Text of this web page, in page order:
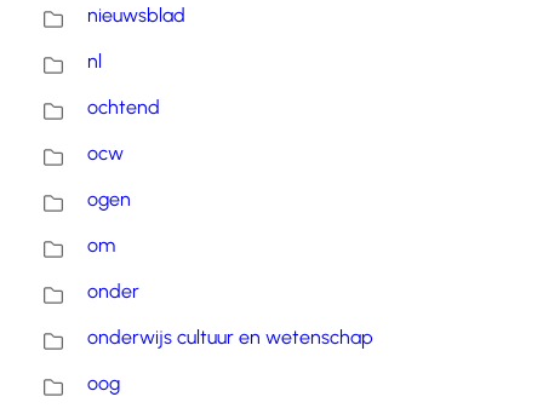
nieuwsblad
nl
ochtend
ocw
ogen
om
onder
onderwijs cultuur en wetenschap
oog